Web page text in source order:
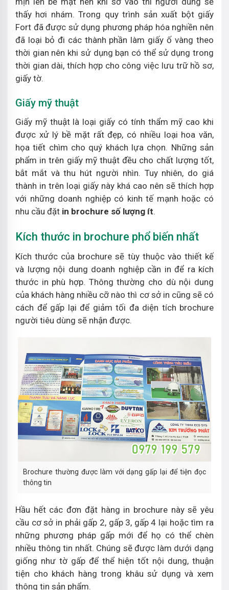
thấy hơi nhám. Trong quy trình sản xuất bột giấy
Fort đã được sử dụng phương pháp hóa nghiền nên
đã loại bỏ đi các thành phần làm giấy ố vàng theo
thời gian nên khi sử dụng bạn có thể sử dụng trong
thời gian dài, thích hợp cho công việc lưu trữ hồ sơ,
giấy tờ.
Giấy mỹ thuật
Giấy mỹ thuật là loại giấy có tính thẩm mỹ cao khi
được xử lý bề mặt rất đẹp, có nhiều loại hoa văn,
họa tiết chìm cho quý khách lựa chọn. Những sản
phẩm in trên giấy mỹ thuật đều cho chất lượng tốt,
bắt mắt và thu hút người nhìn. Tuy nhiên, do giá
thành in trên loại giấy này khá cao nên sẽ thích hợp
với những doanh nghiệp có kinh tế mạnh hoặc có
nhu cầu đặt in brochure số lượng ít.
Kích thước in brochure phổ biến nhất
Kích thước của brochure sẽ tùy thuộc vào thiết kế
và lượng nội dung doanh nghiệp cần in để ra kích
thước in phù hợp. Thông thường cho dù nội dung
của khách hàng nhiều cỡ nào thì cơ sở in cũng sẽ có
cách để gấp lại để giảm tối đa diện tích brochure
người tiêu dùng sẽ nhận được.
Brochure thường được làm với dạng gấp lại để tiện đọc
thông tin
Hầu hết các đơn đặt hàng in brochure này sẽ yêu
cầu cơ sở in phải gấp 2, gấp 3, gấp 4 lại hoặc tìm ra
những phương pháp gấp mới để họ có thể chèn
nhiều thông tin nhất. Chúng sẽ được làm dưới dạng
giống như tờ gấp để thể hiện tốt nội dung, thuận
tiện cho khách hàng trong khâu sử dụng và xem
thông tin sản phẩm.